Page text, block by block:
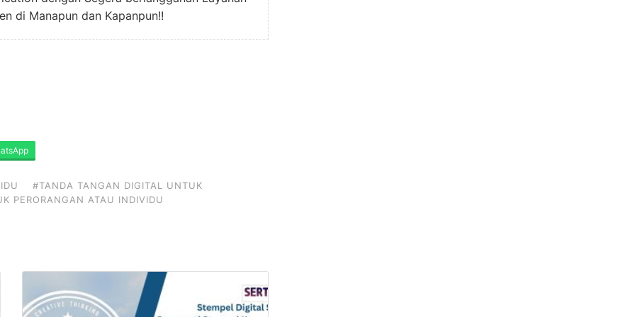
di Manapun dan Kapanpun!!
#TANDA TANGAN DIGITAL UNTUK
PERORANGAN ATAU INDIVIDU